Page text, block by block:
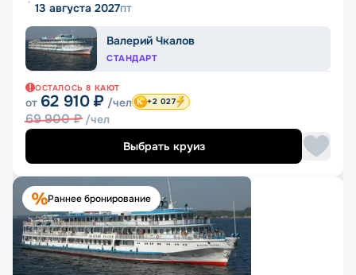
13 августа 2027пт
Валерий Чкалов
СТАНДАРТ
ОСТАЛОСЬ 8 КАЮТ
от 62 910 ₽ /чел
69 900₽ /чел
+2 027
Выбрать круиз
Раннее бронирование